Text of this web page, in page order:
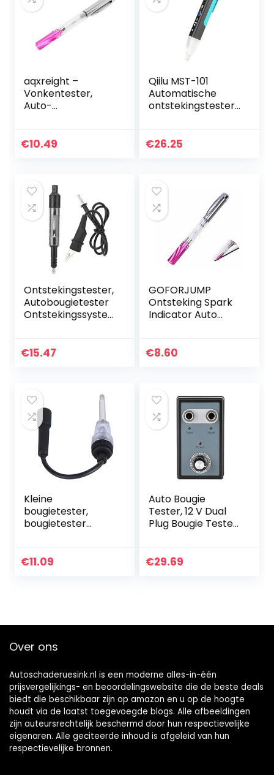
aqxreight –
Vonkentester,
Auto-
n
€10.49
Qiilu MST-101
Automatische
ontstekingstester,
€26.25
Ontstekingstester,
Autobougietester
Ontstekingssystee
Detector
€15.47
GOFORJUMP
Ontsteking Spark
Indicator Auto
Spoelen
€8.60
Kleine
bougietester,
bougietester
ontstekingstester
€11.09
Auto Bougie
Tester, 12 V Dual
Plug Bougie Tester
US Plug 100-240 V
€29.69
Over ons
Autoschaderuesink.nl is een moderne alles-in-één
prijsvergelijkings- en beoordelingswebsite die de beste deals
biedt die beschikbaar zijn op amazon en u op de hoogte
houdt via de laatst toegevoegde blogs. Alle afbeeldingen
zijn auteursrechtelijk beschermd door hun respectievelijke
eigenaren. Alle geciteerde inhoud is afgeleid van hun
respectievelijke bronnen.